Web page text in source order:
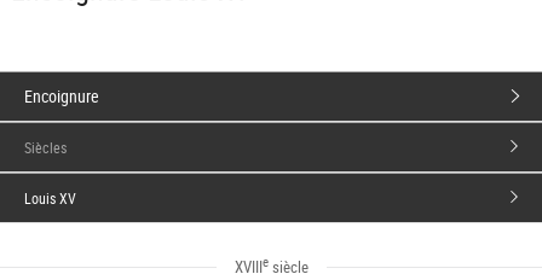
Encoignure
Siècles
Louis XV
XVIIIesiècle